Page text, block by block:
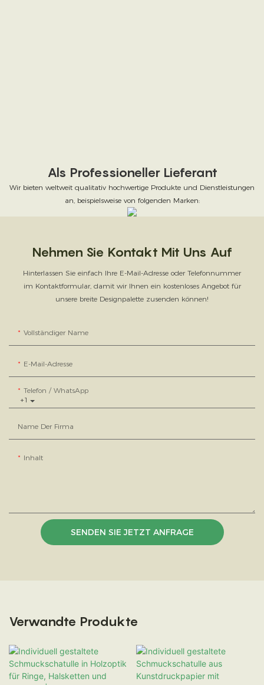
Als Professioneller Lieferant
Wir bieten weltweit qualitativ hochwertige Produkte und Dienstleistungen
an, beispielsweise von folgenden Marken:
Nehmen Sie Kontakt Mit Uns Auf
Hinterlassen Sie einfach Ihre E-Mail-Adresse oder Telefonnummer
im Kontaktformular, damit wir Ihnen ein kostenloses Angebot für
unsere breite Designpalette zusenden können!
Vollständiger Name
E-Mail-Adresse
+1
Telefon / WhatsApp
Name Der Firma
Inhalt
SENDEN SIE JETZT ANFRAGE
Verwandte Produkte